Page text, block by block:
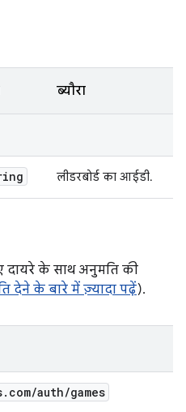
ब्यौरा
लीडरबोर्ड का आईडी.
दायरे के साथ अनुमति की
देने के बारे में ज़्यादा पढ़ें).
. com/auth/games